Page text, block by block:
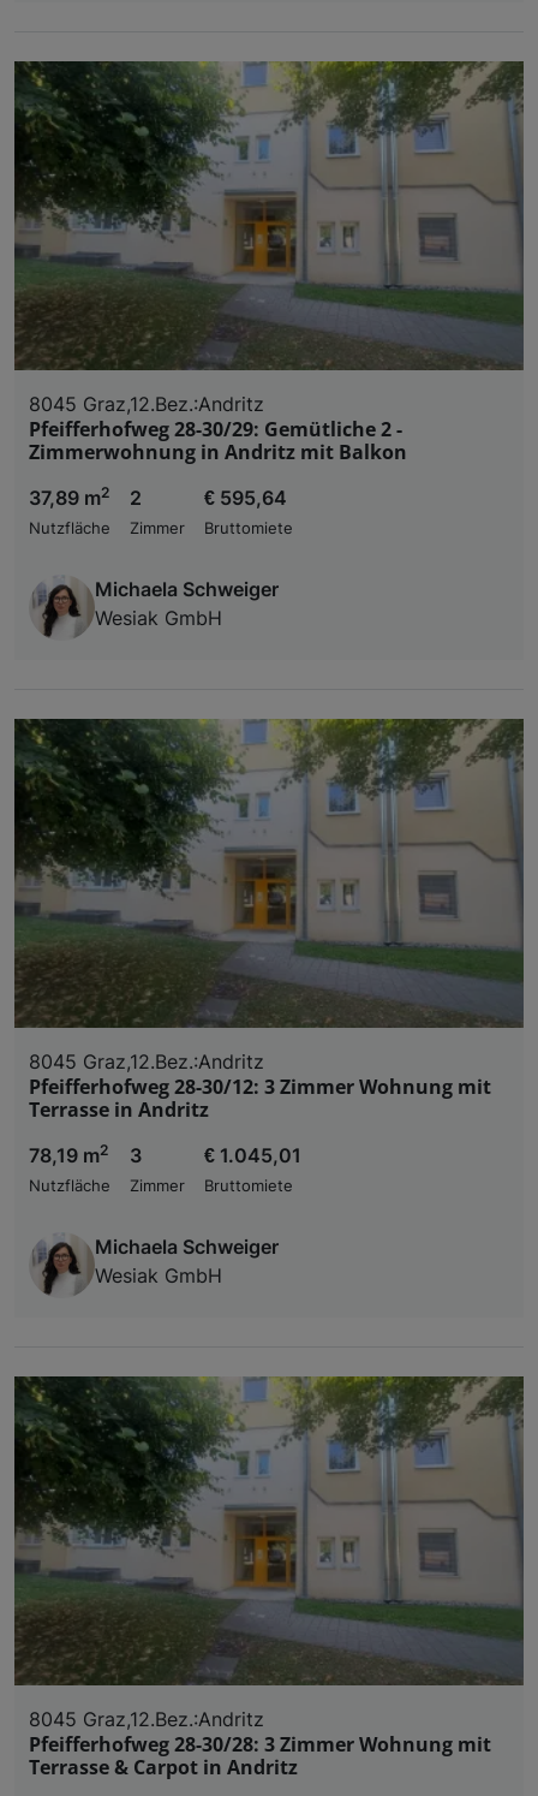
8045 Graz,12.Bez.:Andritz
Pfeifferhofweg 28-30/29: Gemütliche 2 -
Zimmerwohnung in Andritz mit Balkon
37,89 m2
Nutzfläche
2
Zimmer
€ 595,64
Bruttomiete
Michaela Schweiger
Wesiak GmbH
8045 Graz,12.Bez.:Andritz
Pfeifferhofweg 28-30/12: 3 Zimmer Wohnung mit
Terrasse in Andritz
78,19 m2
Nutzfläche
3
Zimmer
€ 1.045,01
Bruttomiete
Michaela Schweiger
Wesiak GmbH
8045 Graz,12.Bez.:Andritz
Pfeifferhofweg 28-30/28: 3 Zimmer Wohnung mit
Terrasse & Carpot in Andritz